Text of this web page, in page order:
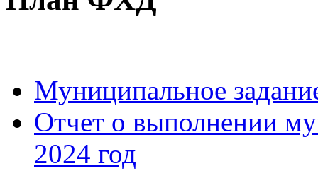
Муниципальное
Отчет о выполнении
2024 год